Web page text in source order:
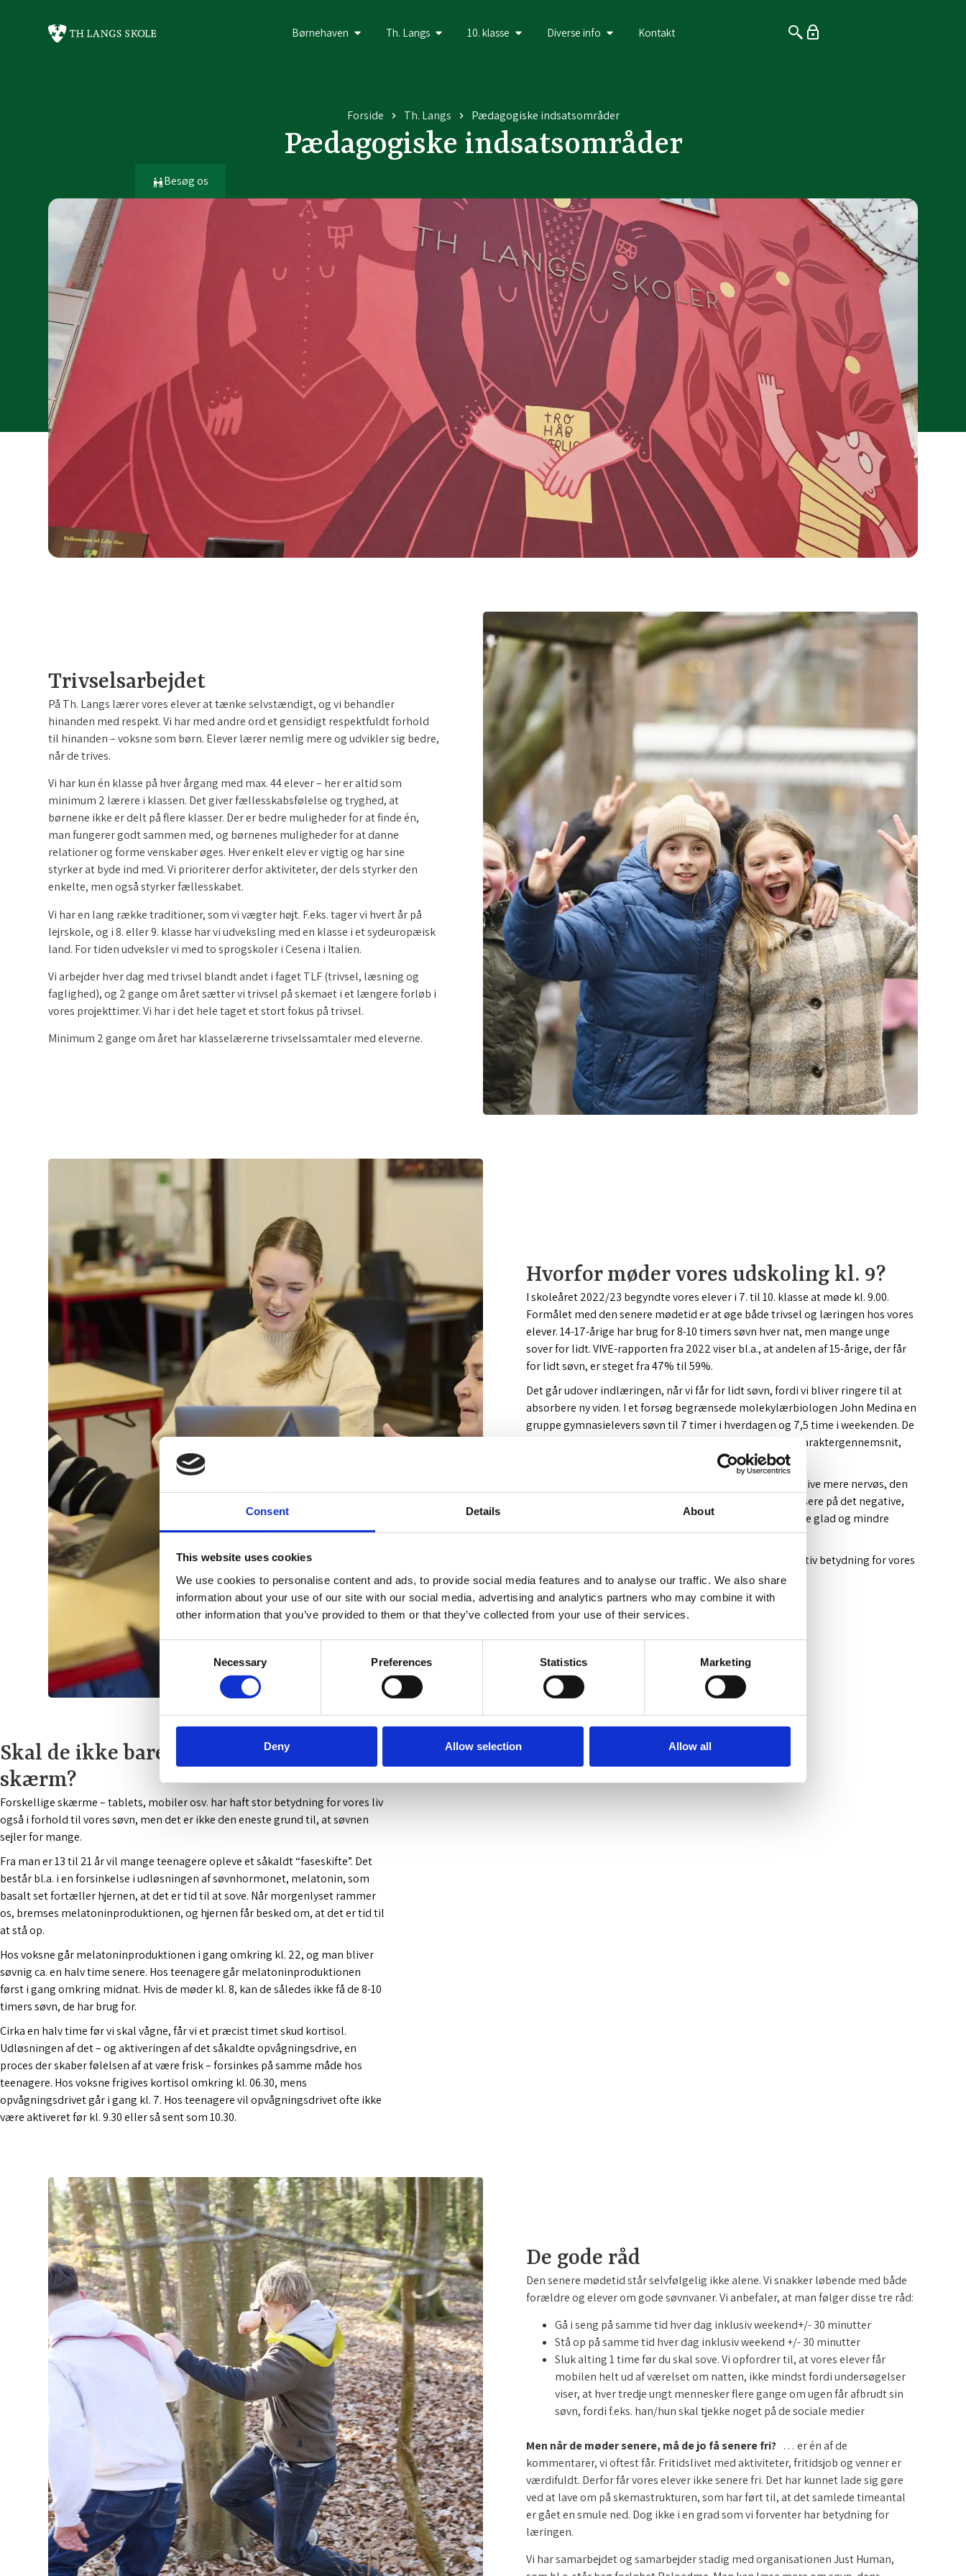
Consent Details About
This website uses cookies
We use cookies to personalise content and ads, to provide social media features and to analyse our traffic. We also share
information about your use of our site with our social media, advertising and analytics partners who may combine it with
other information that you’ve provided to them or that they’ve collected from your use of their services.
Consent
Necessary Preferences Statistics Marketing
Deny Allow selection Allow all
Børnehaven Th. Langs 10. klasse Diverse info Kontakt
Forside Th. Langs Pædagogiske indsatsområder
Pædagogiske indsatsområder
Besøg os
Trivselsarbejdet
På Th. Langs lærer vores elever at tænke selvstændigt, og vi behandler
hinanden med respekt. Vi har med andre ord et gensidigt respektfuldt forhold
til hinanden – voksne som børn. Elever lærer nemlig mere og udvikler sig bedre,
når de trives.
Vi har kun én klasse på hver årgang med max. 44 elever – her er altid som
minimum 2 lærere i klassen. Det giver fællesskabsfølelse og tryghed, at
børnene ikke er delt på flere klasser. Der er bedre muligheder for at finde én,
man fungerer godt sammen med, og børnenes muligheder for at danne
relationer og forme venskaber øges. Hver enkelt elev er vigtig og har sine
styrker at byde ind med. Vi prioriterer derfor aktiviteter, der dels styrker den
enkelte, men også styrker fællesskabet.
Vi har en lang række traditioner, som vi vægter højt. F.eks. tager vi hvert år på
lejrskole, og i 8. eller 9. klasse har vi udveksling med en klasse i et sydeuropæisk
land. For tiden udveksler vi med to sprogskoler i Cesena i Italien.
Vi arbejder hver dag med trivsel blandt andet i faget TLF (trivsel, læsning og
faglighed), og 2 gange om året sætter vi trivsel på skemaet i et længere forløb i
vores projekttimer. Vi har i det hele taget et stort fokus på trivsel.
Minimum 2 gange om året har klasselærerne trivselssamtaler med eleverne.
Hvorfor møder vores udskoling kl. 9?
I skoleåret 2022/23 begyndte vores elever i 7. til 10. klasse at møde kl. 9.00.
Formålet med den senere mødetid er at øge både trivsel og læringen hos vores
elever.14-17-årige har brug for 8-10 timers søvn hver nat, men mange unge
sover for lidt. VIVE-rapporten fra 2022 viser bl.a., at andelen af 15-årige, der får
for lidt søvn, er steget fra 47% til 59%.
Det går udover indlæringen, når vi får for lidt søvn, fordi vi bliver ringere til at
absorbere ny viden. I et forsøg begrænsede molekylærbiologen John Medina en
gruppe gymnasielevers søvn til 7 timer i hverdagen og 7,5 time i weekenden. De
lå før eksperimentet blandt de højeste 10% i forhold til karaktergennemsnit,
For lidt søvn kan også gå ud over trivslen, bl.a. kan man blive mere nervøs, den
sociale intelligens kan skride, man får tendens til at fokusere på det negative,
bliver mere irriteret og man kan komme at føle sig mindre glad og mindre
motiveret.
Sidst men ikke mindst kan manglende søvn have en negativ betydning for vores
fysiske helbred.
Skal de ikke bare slukke for den
skærm?
Forskellige skærme – tablets, mobiler osv. har haft stor betydning for vores liv
også i forhold til vores søvn, men det er ikke den eneste grund til, at søvnen
sejler for mange.
Fra man er 13 til 21 år vil mange teenagere opleve et såkaldt “faseskifte”. Det
består bl.a. i en forsinkelse i udløsningen af søvnhormonet, melatonin, som
basalt set fortæller hjernen, at det er tid til at sove. Når morgenlyset rammer
os, bremses melatoninproduktionen, og hjernen får besked om, at det er tid til
at stå op.
Hos voksne går melatoninproduktionen i gang omkring kl. 22, og man bliver
søvnig ca. en halv time senere. Hos teenagere går melatoninproduktionen
først i gang omkring midnat. Hvis de møder kl. 8, kan de således ikke få de 8-10
timers søvn, de har brug for.
Cirka en halv time før vi skal vågne, får vi et præcist timet skud kortisol.
Udløsningen af det – og aktiveringen af det såkaldte opvågningsdrive, en
proces der skaber følelsen af at være frisk – forsinkes på samme måde hos
teenagere. Hos voksne frigives kortisol omkring kl. 06.30, mens
opvågningsdrivet går i gang kl. 7. Hos teenagere vil opvågningsdrivet ofte ikke
være aktiveret før kl. 9.30 eller så sent som 10.30.
De gode råd
Den senere mødetid står selvfølgelig ikke alene. Vi snakker løbende med både
forældre og elever om gode søvnvaner. Vi anbefaler, at man følger disse tre råd:
Gå i seng på samme tid hver dag inklusiv weekend+/- 30 minutter
Stå op på samme tid hver dag inklusiv weekend +/- 30 minutter
Sluk alting 1 time før du skal sove. Vi opfordrer til, at vores elever får
mobilen helt ud af værelset om natten, ikke mindst fordi undersøgelser
viser, at hver tredje ungt mennesker flere gange om ugen får afbrudt sin
søvn, fordi f.eks. han/hun skal tjekke noget på de sociale medier
Men når de møder senere, må de jo få senere fri? … er én af de
kommentarer, vi oftest får. Fritidslivet med aktiviteter, fritidsjob og venner er
værdifuldt. Derfor får vores elever ikke senere fri. Det har kunnet lade sig gøre
ved at lave om på skemastrukturen, som har ført til, at det samlede timeantal
er gået en smule ned. Dog ikke i en grad som vi forventer har betydning for
læringen.
Vi har samarbejdet og samarbejder stadig med organisationen Just Human,